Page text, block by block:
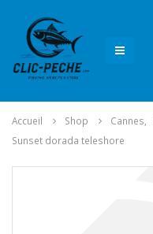
Accueil Shop Cannes
Sunset dorada teleshore